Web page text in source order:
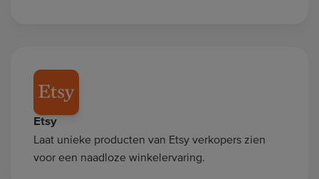
Etsy
Laat unieke producten van Etsy verkopers zien
voor een naadloze winkelervaring.